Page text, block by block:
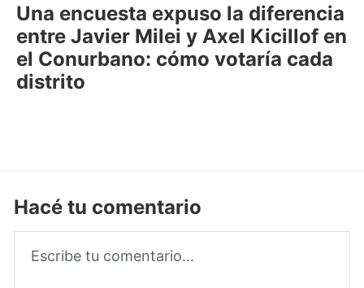
Una encuesta expuso la diferencia
entre Javier Milei y Axel Kicillof en
el Conurbano: cómo votaría cada
distrito
Hacé tu comentario